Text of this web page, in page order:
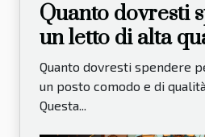
Quanto dovresti
un letto di alta
tuo cane?
Quanto dovresti spendere
un posto comodo e di
Questa...